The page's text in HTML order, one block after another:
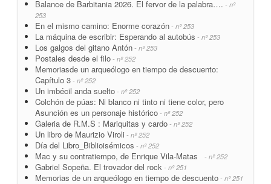
Balance de Barbitania 2026. El fervor de la palabra…. - nº
253
En el mismo camino: Enorme corazón - nº 253
La máquina de escribir: Esperando al autobús - nº 253
Los galgos del gitano Antón - nº 253
Postales desde el filo - nº 252
Memoriasde un arqueólogo en tiempo de descuento:
Capítulo 3 - nº 252
Un imbécil anda suelto - nº 252
Colchón de púas: Ni blanco ni tinto ni tiene color, pero
Asunción es un personaje histórico - nº 252
Galeria de R.M.S : Mariquitas y cardo - nº 252
Un libro de Maurizio Viroli - nº 252
Día del Libro_Biblioisémicos - nº 252
Mac y su contratiempo, de Enrique Vila-Matas - nº 252
Gabriel Sopeña. El trovador del rock - nº 251
Memorias de un arqueólogo en tiempo de descuento - nº 251